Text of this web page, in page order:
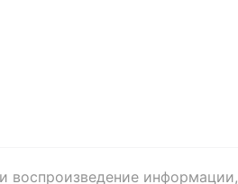
воспроизведение информации,